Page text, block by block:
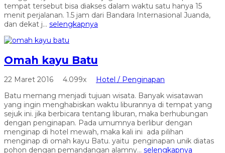
tempat tersebut bisa diakses dalam waktu satu hanya 15
menit perjalanan. 1.5 jam dari Bandara Internasional Juanda,
dan dekat j... selengkapnya
Omah kayu Batu
22 Maret 2016 4.099x
Hotel / Penginapan
Batu memang menjadi tujuan wisata. Banyak wisatawan
yang ingin menghabiskan waktu liburannya di tempat yang
sejuk ini. jika berbicara tentang liburan, maka berhubungan
dengan penginapan. Pada umumnya berlibur dengan
menginap di hotel mewah, maka kali ini ada pilihan
menginap di omah kayu Batu. yaitu penginapan unik diatas
pohon dengan pemandangan alamny... selengkapnya